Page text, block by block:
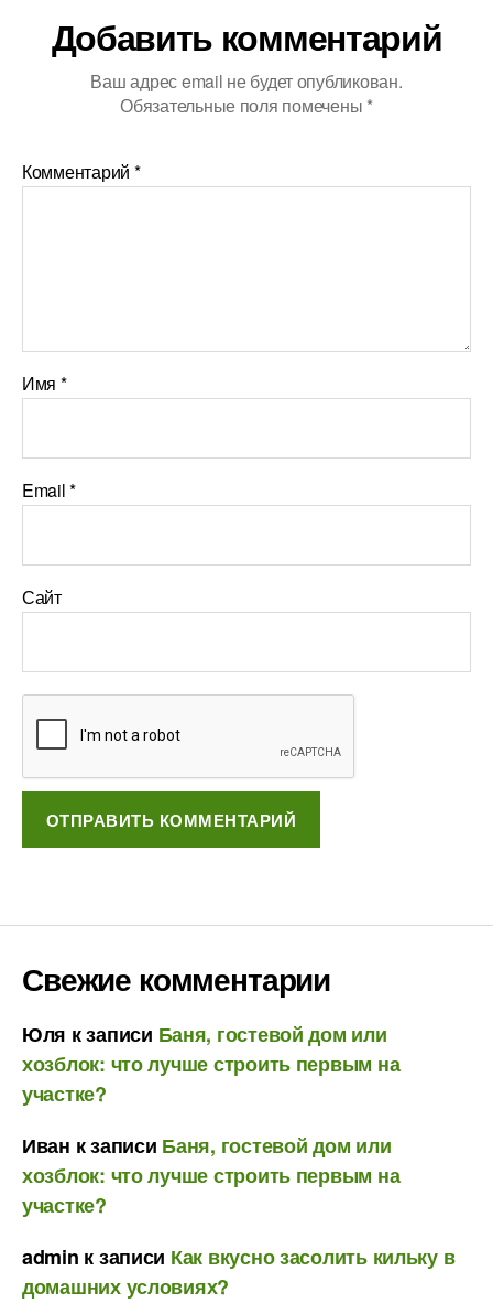
Добавить комментарий
Ваш адрес email не будет опубликован.
Обязательные поля помечены *
Комментарий *
Имя *
Email*
Сайт
Свежие комментарии
Юля к записи Баня, гостевой дом или
хозблок: что лучше строить первым на
участке?
Иван к записи Баня, гостевой дом или
хозблок: что лучше строить первым на
участке?
admin к записи Как вкусно засолить кильку в
домашних условиях?